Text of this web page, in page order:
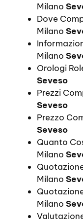
Milano
Dove
Milano
Milano
Orologi
Seveso
Prezzi
Seveso
Prezzo
Seveso
Quanto
Milano
Milano
Milano